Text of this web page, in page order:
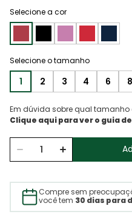
Selecione a cor
1 2 3 4 6 8
Em dúvida sobre qual tamanho
Compre sem
você tem 30 dias para